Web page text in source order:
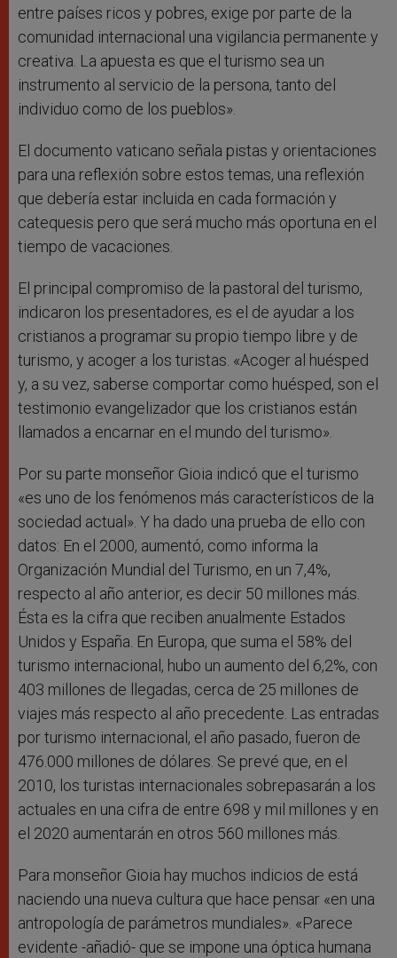
entre países ricos y pobres, exige por parte de la
comunidad internacional una vigilancia permanente y
creativa. La apuesta es que el turismo sea un
instrumento al servicio de la persona, tanto del
individuo como de los pueblos».
El documento vaticano señala pistas y orientaciones
para una reflexión sobre estos temas, una reflexión
que debería estar incluida en cada formación y
catequesis pero que será mucho más oportuna en el
tiempo de vacaciones.
El principal compromiso de la pastoral del turismo,
indicaron los presentadores, es el de ayudar a los
cristianos a programar su propio tiempo libre y de
turismo, y acoger a los turistas. «Acoger al huésped
y, a su vez, saberse comportar como huésped, son el
testimonio evangelizador que los cristianos están
llamados a encarnar en el mundo del turismo».
Por su parte monseñor Gioia indicó que el turismo
«es uno de los fenómenos más característicos de la
sociedad actual». Y ha dado una prueba de ello con
datos: En el 2000, aumentó, como informa la
Organización Mundial del Turismo, en un 7,4%,
respecto al año anterior, es decir 50 millones más.
Ésta es la cifra que reciben anualmente Estados
Unidos y España. En Europa, que suma el 58% del
turismo internacional, hubo un aumento del 6,2%, con
403 millones de llegadas, cerca de 25 millones de
viajes más respecto al año precedente. Las entradas
por turismo internacional, el año pasado, fueron de
476.000 millones de dólares. Se prevé que, en el
2010, los turistas internacionales sobrepasarán a los
actuales en una cifra de entre 698 y mil millones y en
el 2020 aumentarán en otros 560 millones más.
Para monseñor Gioia hay muchos indicios de está
naciendo una nueva cultura que hace pensar «en una
antropología de parámetros mundiales». «Parece
evidente -añadió- que se impone una óptica humana